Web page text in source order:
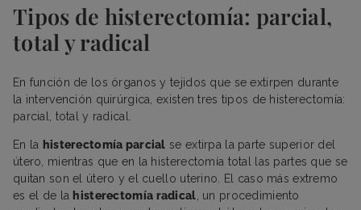
Tipos de histerectomía: parcial,
total y radical
En función de los órganos y tejidos que se extirpen durante
la intervención quirúrgica, existen tres tipos de histerectomía:
parcial, total y radical.
En la histerectomía parcial se extirpa la parte superior del
útero, mientras que en la histerectomía total las partes que se
quitan son el útero y el cuello uterino. El caso más extremo
es el de la histerectomía radical , un procedimiento